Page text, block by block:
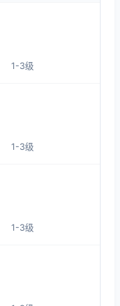
12:00
1-3
1-3级
1-3级
1-3级